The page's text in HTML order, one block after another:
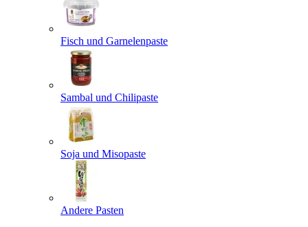
Fisch und Garnelenpaste
Sambal und Chilipaste
Soja und Misopaste
Andere Pasten